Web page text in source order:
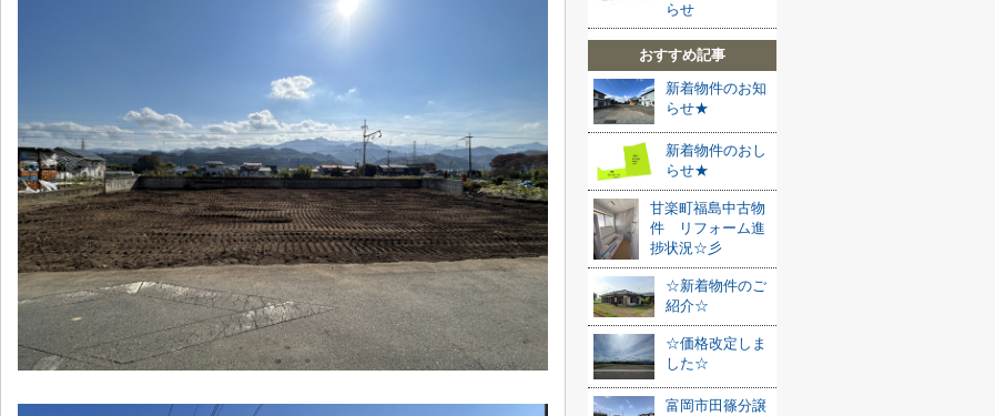
らせ
おすすめ記事
新着物件のお知
らせ★
新着物件のおし
らせ★
甘楽町福島中古物
件 リフォーム進
捗状況☆彡
☆新着物件のご
紹介☆
☆価格改定しま
した☆
富岡市田篠分譲